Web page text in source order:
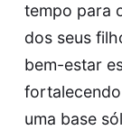
tempo para
dos seus
bem-estar
uma base